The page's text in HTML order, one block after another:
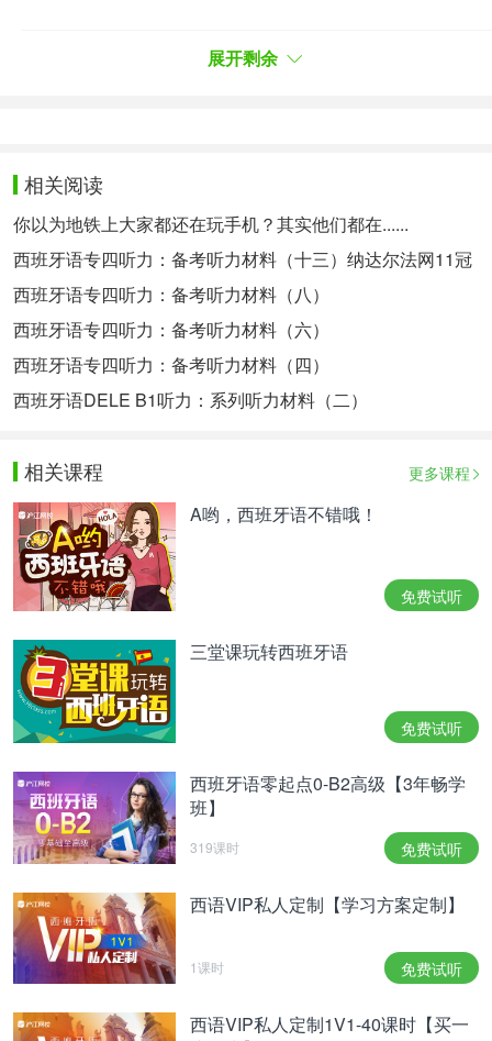
4. se le puede ver escalando
1. presidente
2. suspendertr. 使挂起
3. fachadaf.（建筑物的）面，侧
声明：本内容为沪江西语整理，未经允许，请勿转
载！
相关热点：西班牙语专四 好听的西语歌曲
展开剩余
相关阅读
你以为地铁上大家都还在玩手机？其实他们都在......
西班牙语专四听力：备考听力材料（十三）纳达尔法网11冠
西班牙语专四听力：备考听力材料（八）
西班牙语专四听力：备考听力材料（六）
西班牙语专四听力：备考听力材料（四）
西班牙语DELE B1听力：系列听力材料（二）
相关课程 更多课程
A哟，西班牙语不错哦！
免费试听
三堂课玩转西班牙语
免费试听
西班牙语零起点0-B2高级【3年畅学
班】
319课时 免费试听
西语VIP私人定制【学习方案定制】
1课时 免费试听
西语VIP私人定制1V1-40课时【买一